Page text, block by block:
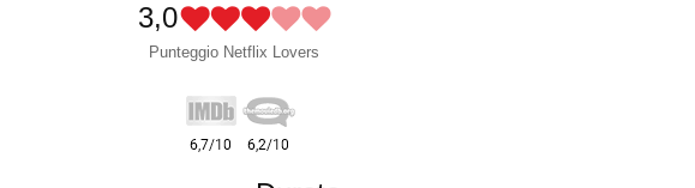
3,0
Punteggio Netflix Lovers